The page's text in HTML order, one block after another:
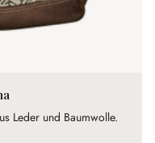
Leder und Baumwolle.